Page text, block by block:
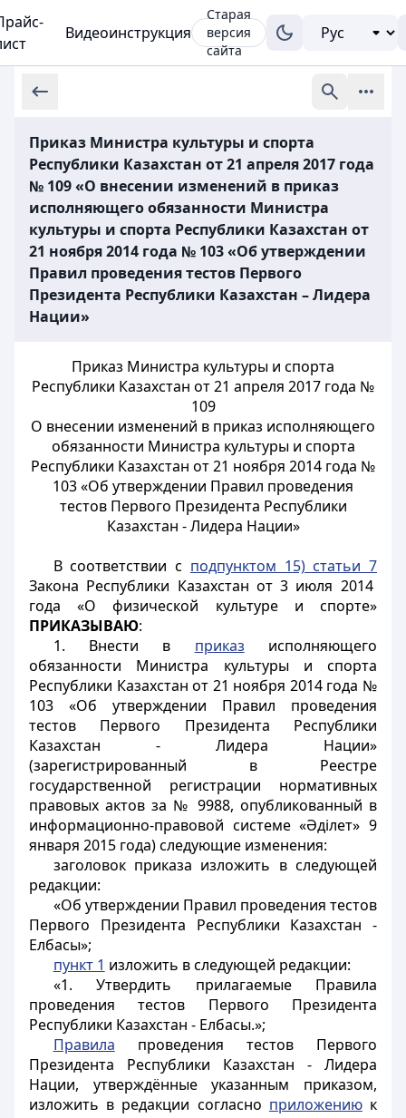
Видеоинструкция
Старая
версия
сайта
Приказ Министра культуры и спорта
Республики Казахстан от 21 апреля 2017 года
№ 109 «О внесении изменений в приказ
исполняющего обязанности Министра
культуры и спорта Республики Казахстан от
21 ноября 2014 года № 103 «Об утверждении
Правил проведения тестов Первого
Президента Республики Казахстан – Лидера
Нации»
Приказ Министра культуры и спорта
Республики Казахстан от 21 апреля 2017 года №
109
О внесении изменений в приказ исполняющего
обязанности Министра культуры и спорта
Республики Казахстан от 21 ноября 2014 года №
103 «Об утверждении Правил проведения
тестов Первого Президента Республики
Казахстан - Лидера Нации»
В соответствии с подпунктом 15) статьи 7
Закона Республики Казахстан от 3 июля 2014
года «О физической культуре и спорте»
ПРИКАЗЫВАЮ:
1. Внести в приказ исполняющего
обязанности Министра культуры и спорта
Республики Казахстан от 21 ноября 2014 года №
103 «Об утверждении Правил проведения
тестов Первого Президента Республики
Казахстан - Лидера Нации»
(зарегистрированный в Реестре
государственной регистрации нормативных
правовых актов за № 9988, опубликованный в
информационно-правовой системе «Әділет» 9
января 2015 года) следующие изменения:
заголовок приказа изложить в следующей
редакции:
«Об утверждении Правил проведения тестов
Первого Президента Республики Казахстан -
Елбасы»;
пункт 1 изложить в следующей редакции:
«1. Утвердить прилагаемые Правила
проведения тестов Первого Президента
Республики Казахстан - Елбасы.»;
Правила проведения тестов Первого
Президента Республики Казахстан - Лидера
Нации, утверждённые указанным приказом,
изложить в редакции согласно приложениюк